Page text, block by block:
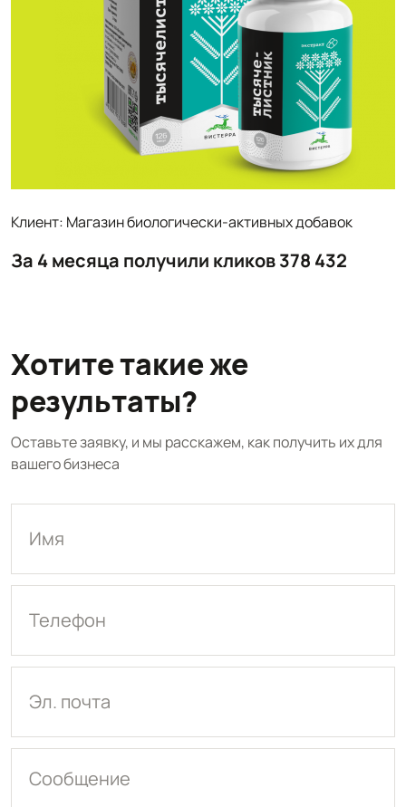
Клиент: Магазин биологически-активных добавок
За 4 месяца получили кликов 378 432
Хотите такие же
результаты?
Оставьте заявку, и мы расскажем, как получить их для
вашего бизнеса
Имя
Телефон
Эл. почта
Сообщение